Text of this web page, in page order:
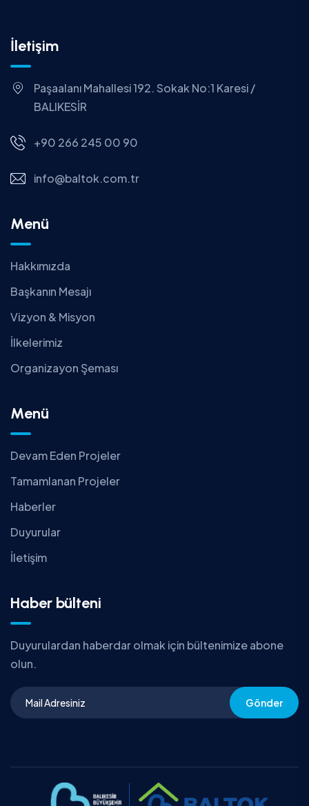
İletişim
Paşaalanı Mahallesi 192. Sokak No:1 Karesi /
BALIKESİR
+90 266 245 00 90
info@baltok.com.tr
Menü
Hakkımızda
Başkanın Mesajı
Vizyon & Misyon
İlkelerimiz
Organizayon Şeması
Menü
Devam Eden Projeler
Tamamlanan Projeler
Haberler
Duyurular
İletişim
Haber bülteni
Duyurulardan haberdar olmak için bültenimize abone
olun.
Gönder